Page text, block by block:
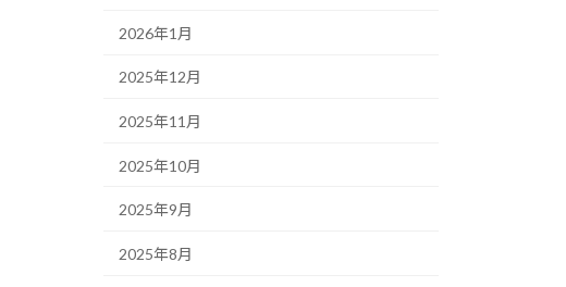
2026年1月
2025年12月
2025年11月
2025年10月
2025年9月
2025年8月